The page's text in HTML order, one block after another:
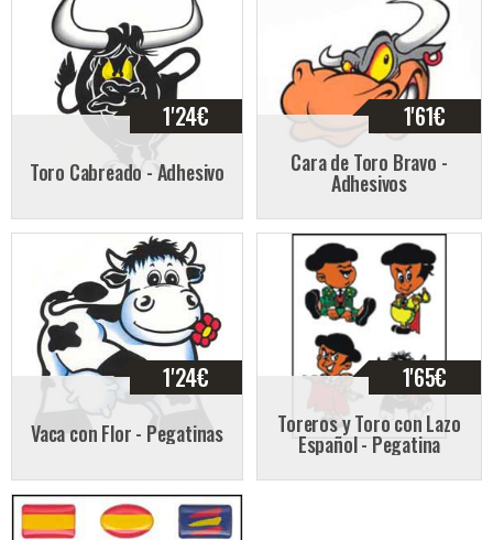
1'24€
Toro Cabreado - Adhesivo
1'61€
Cara de Toro Bravo -
Adhesivos
1'24€
Vaca con Flor - Pegatinas
1'65€
Toreros y Toro con Lazo
Español - Pegatina